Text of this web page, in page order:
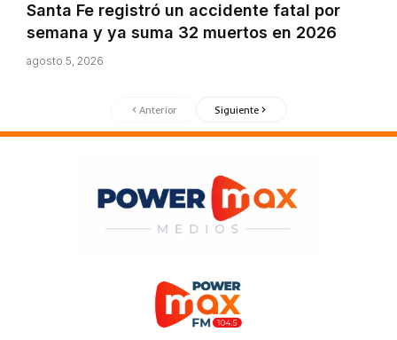
Santa Fe registró un accidente fatal por
semana y ya suma 32 muertos en 2026
agosto 5, 2026
Anterior Siguiente